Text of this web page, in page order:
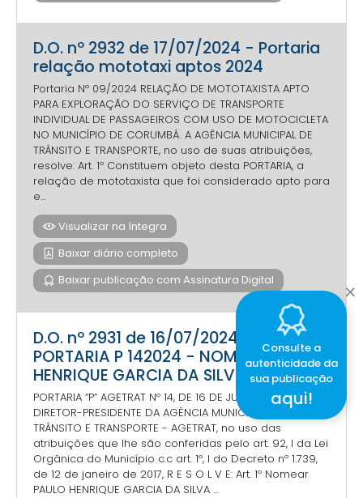
D.O. nº 2932 de 17/07/2024 - Portaria
relação mototaxi aptos 2024
Portaria Nº 09/2024 RELAÇÃO DE MOTOTAXISTA APTO
PARA EXPLORAÇÃO DO SERVIÇO DE TRANSPORTE
INDIVIDUAL DE PASSAGEIROS COM USO DE MOTOCICLETA
NO MUNICÍPIO DE CORUMBÁ. A AGÊNCIA MUNICIPAL DE
TRÂNSITO E TRANSPORTE, no uso de suas atribuições,
resolve: Art. 1º Constituem objeto desta PORTARIA, a
relação de mototaxista que foi considerado apto para
e...
Visualizar na íntegra
Baixar diário completo
Baixar publicação com Assinatura Digital
D.O. nº 2931 de 16/07/2024 -
PORTARIA P 142024 - NOMEIA PAULO
HENRIQUE GARCIA DA SILVA
PORTARIA “P” AGETRAT Nº 14, DE 16 DE JULHO DE 2024. O
DIRETOR-PRESIDENTE DA AGÊNCIA MUNICIPAL DE
TRÂNSITO E TRANSPORTE - AGETRAT, no uso das
atribuições que lhe são conferidas pelo art. 92, I da Lei
Orgânica do Município c.c art. 1º, I do Decreto nº 1.739,
de 12 de janeiro de 2017, R E S O L V E: Art. 1º Nomear
PAULO HENRIQUE GARCIA DA SILVA ...
Consulte a
autenticidade da
sua publicação
aqui!